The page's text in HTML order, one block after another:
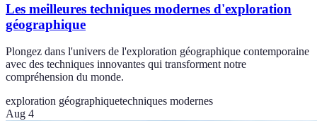
Les meilleures techniques modernes d'exploration
géographique
Plongez dans l'univers de l'exploration géographique contemporaine
avec des techniques innovantes qui transforment notre
compréhension du monde.
exploration géographiquetechniques modernes
Aug 4